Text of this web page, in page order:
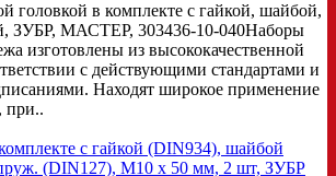
головкой в комплекте с гайкой, шайбой,
ЗУБР, МАСТЕР, 303436-10-040Наборы
изготовлены из высококачественной
с действующими стандартами и
Находят широкое применение
при..